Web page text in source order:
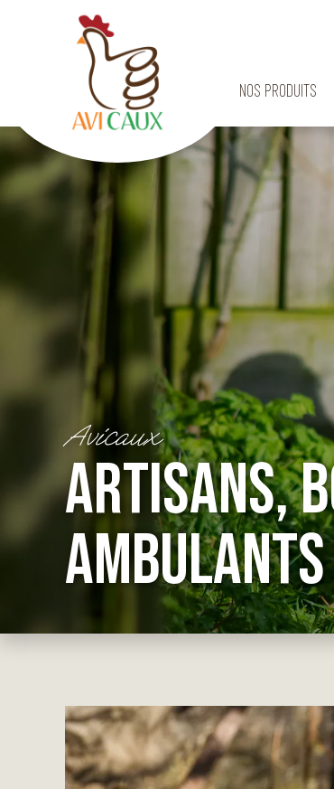
SECTEURS D'ACTIVITÉ NOS PRODUITS
Avicaux
ARTISANS,
AMBULANTS